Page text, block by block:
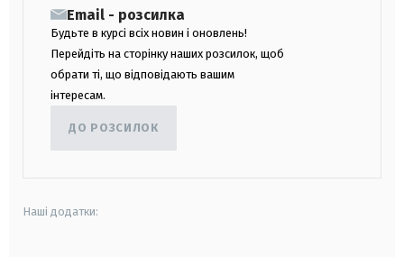
Email - розсилка
Будьте в курсі всіх новин і оновлень!
Перейдіть на сторінку наших розсилок, щоб
обрати ті, що відповідають вашим
інтересам.
ДО РОЗСИЛОК
Наші додатки: